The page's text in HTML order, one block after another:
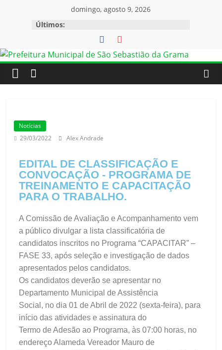
domingo, agosto 9, 2026
Últimos:
Notícias
29/03/2022
Alex Andrade
EDITAL DE CLASSIFICAÇÃO E
CONVOCAÇÃO - PROGRAMA DE
TREINAMENTO E CAPACITAÇÃO
PARA O TRABALHO.
A Comissão de Avaliação e Acompanhamento vem
a público divulgar a lista classificatória de
candidatos inscritos no Programa “CAPACITAR” –
FASE 33, após seleção e investigação de dados
apresentados pelos candidatos.
Os candidatos deverão se apresentar no
Departamento Municipal de Assistência
Social, no dia 01 de Abril de 2022 (sexta-feira), para
início das atividades e assinatura do
Termo de Adesão ao Programa, às 07:00 horas, no
endereço Alameda Vereador Mauro de